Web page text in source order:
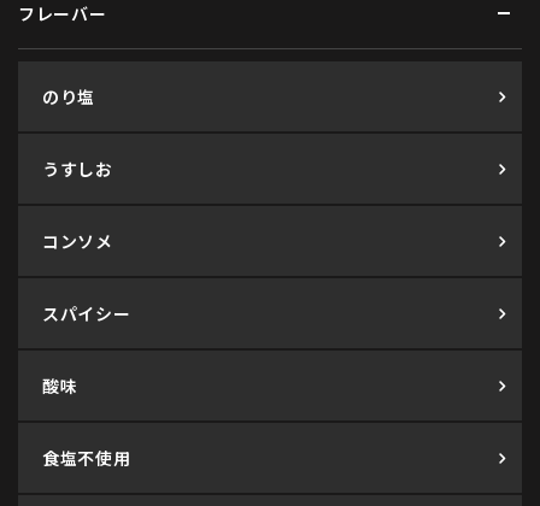
フレーバー
のり塩
うすしお
コンソメ
スパイシー
酸味
食塩不使用